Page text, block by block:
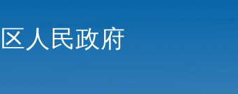
人民政府